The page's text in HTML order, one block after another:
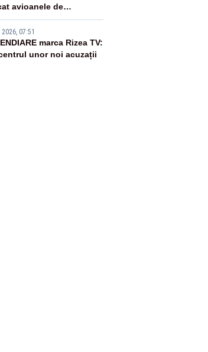
avioanele de
07:51
marca Rizea TV:
unor noi acuzații